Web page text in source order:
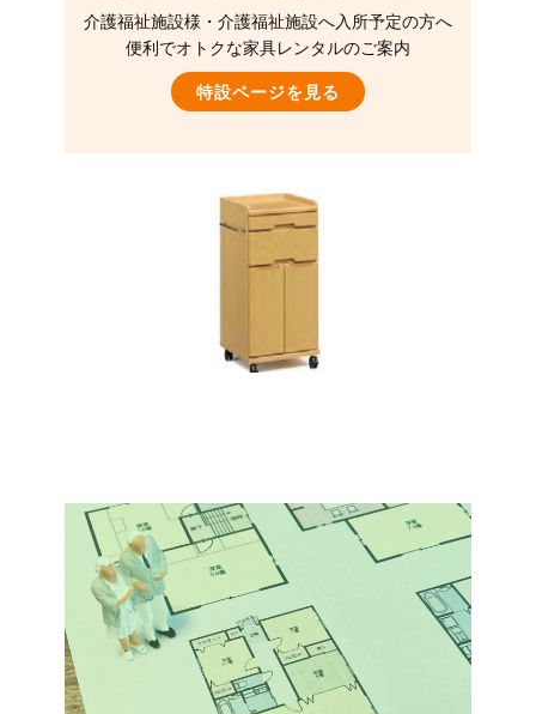
介護福祉施設様・介護福祉施設へ入所予定の方へ
便利でオトクな家具レンタルのご案内
特設ページを見る